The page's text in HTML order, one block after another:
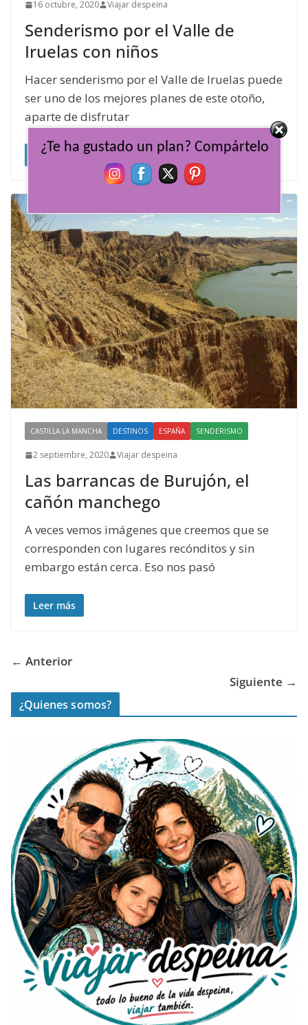
16 octubre, 2020 Viajar despeina
Senderismo por el Valle de
Iruelas con niños
Hacer senderismo por el Valle de Iruelas puede
ser uno de los mejores planes de este otoño,
aparte de disfrutar
Leer más
CASTILLA LA MANCHA DESTINOS ESPAÑA SENDERISMO
2 septiembre, 2020 Viajar despeina
Las barrancas de Burujón, el
cañón manchego
A veces vemos imágenes que creemos que se
corresponden con lugares recónditos y sin
embargo están cerca. Eso nos pasó
Leer más
← Anterior
Siguiente →
¿Quienes somos?
¿Te ha gustado un plan? Compártelo